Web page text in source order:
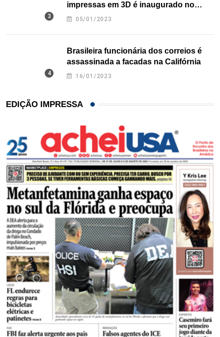
impressas em 3D é inaugurado no
Texas
05/01/2023
Brasileira funcionária dos correios é
assassinada a facadas na Califórnia
16/01/2023
EDIÇÃO IMPRESSA